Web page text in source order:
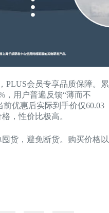
PLUS会员专享品质保障。累
，用户普遍反馈“薄而不
前优惠后实际到手价仅60.03
，性价比极高。
货，避免断货。购买价格以